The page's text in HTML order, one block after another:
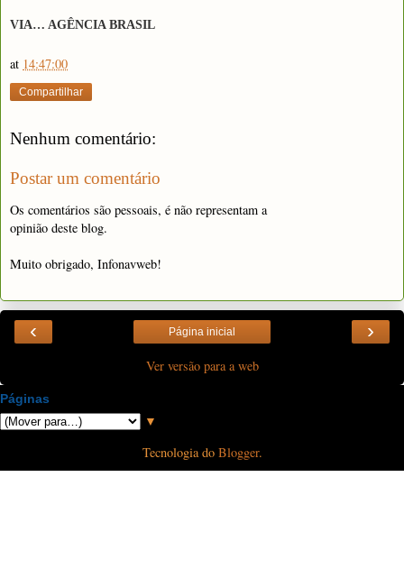
VIA… AGÊNCIA BRASIL
at 14:47:00
Compartilhar
Nenhum comentário:
Postar um comentário
Os comentários são pessoais, é não representam a
opinião deste blog.
Muito obrigado, Infonavweb!
‹ ›
Página inicial
Ver versão para a web
Páginas
▼
Tecnologia do Blogger.